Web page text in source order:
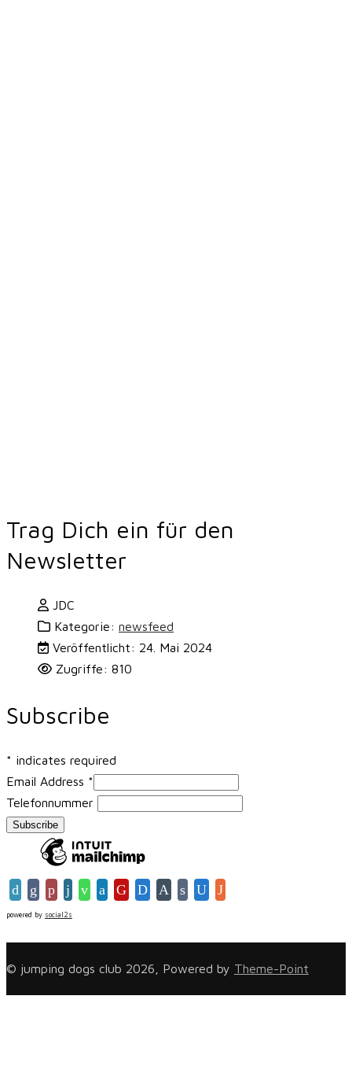
Trag Dich ein für den
Newsletter
JDC
Kategorie: newsfeed
Veröffentlicht: 24. Mai 2024
Zugriffe: 810
Subscribe
* indicates required
Email Address *
Telefonnummer
powered by social2s
© jumping dogs club 2026, Powered by Theme-Point